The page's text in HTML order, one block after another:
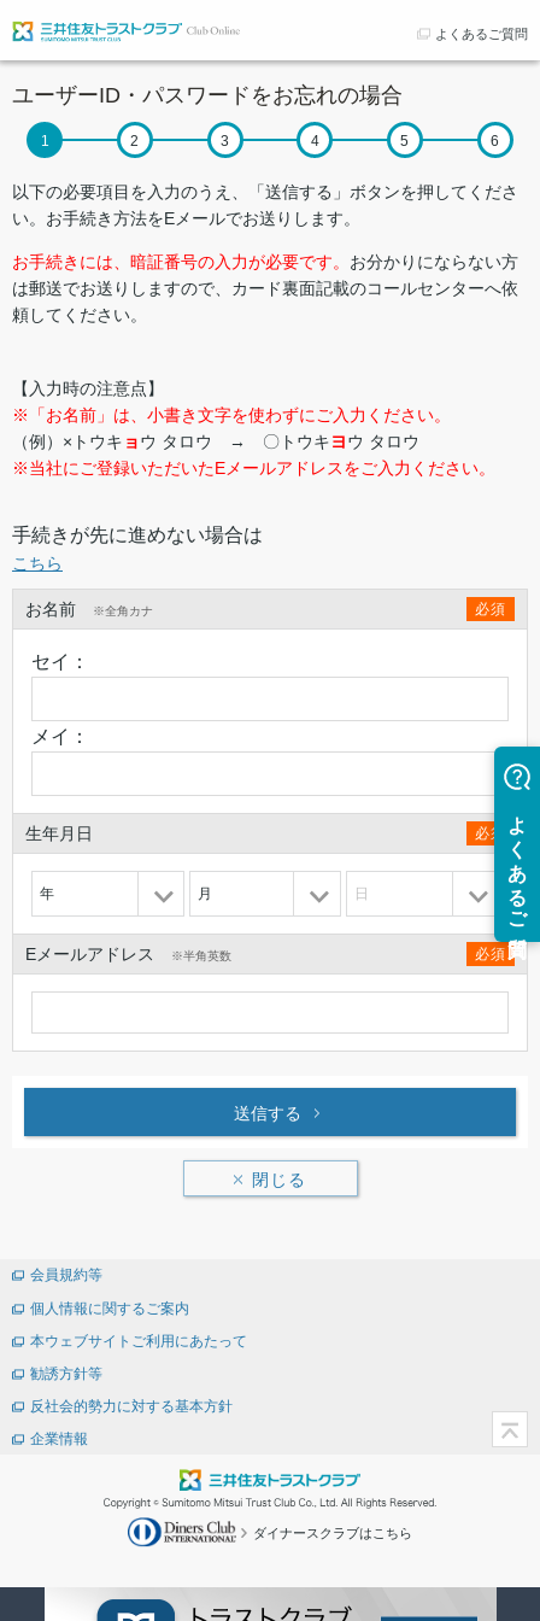
よくあるご質問
ユーザーID・パスワードをお忘れの場合
以下の必要項目を入力のうえ、「送信する」ボタンを押してくださ
い。お手続き方法をEメールでお送りします。
お手続きには、暗証番号の入力が必要です。 お分かりにならない方
は郵送でお送りしますので、カード裏面記載のコールセンターへ依
頼してください。
【入力時の注意点】
※「お名前」は、小書き文字を使わずにご入力ください。
（例）×トウキ ョウ タロウ → 〇トウキヨウ タロウ
※当社にご登録いただいたEメールアドレスをご入力ください。
手続きが先に進めない場合は
こちら
お名前 ※全角カナ 必須
セイ：
メイ：
生年月日 必須
年 月 日
Eメールアドレス ※半角英数 必須
送信する
閉じる
会員規約等
個人情報に関するご案内
本ウェブサイトご利用にあたって
勧誘方針等
反社会的勢力に対する基本方針
企業情報
ダイナースクラブはこちら